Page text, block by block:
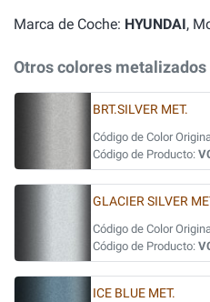
Marca de Coche: HYUNDAI,
Otros colores metalizados
BRT.SILVER MET.
Código de Color
Código de Producto:
GLACIER SILVER
Código de Color
Código de Producto:
ICE BLUE MET.